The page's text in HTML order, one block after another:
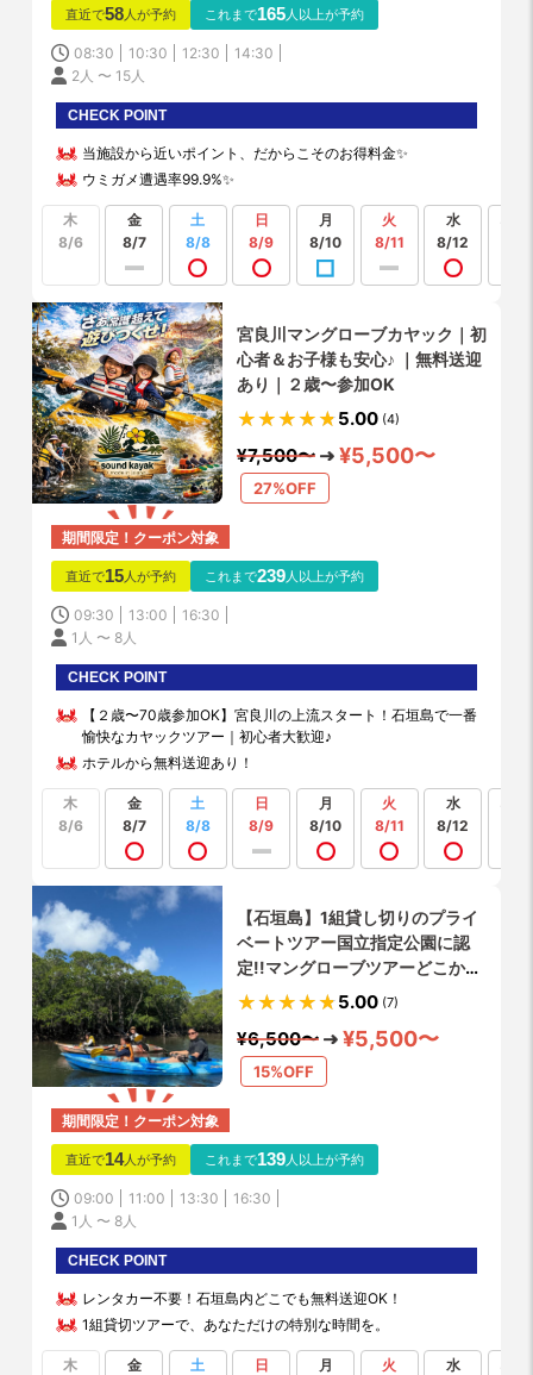
直近で58人が予約 これまで165人以上が予約
08:30 10:30 12:30
14:30
2人 〜 15人
CHECK POINT
当施設から近いポイント、だからこそのお得料金✨
ウミガメ遭遇率99.9%✨
木
8/6
金
8/7
土
8/8
日
8/9
月
8/10
火
8/11
水
8/12
宮良川マングローブカヤック｜初
心者＆お子様も安心♪ ｜無料送迎
あり｜２歳〜参加OK
5.00 (4)
¥7,500〜 ¥5,500〜
27%OFF
期間限定！クーポン対象
直近で15人が予約 これまで239人以上が予約
09:30 13:00
16:30
1人 〜 8人
CHECK POINT
【２歳〜70歳参加OK】宮良川の上流スタート！石垣島で一番
愉快なカヤックツアー｜初心者大歓迎♪
ホテルから無料送迎あり！
木
8/6
金
8/7
土
8/8
日
8/9
月
8/10
火
8/11
水
8/12
【石垣島】1組貸し切りのプライ
ベートツアー国立指定公園に認
定!!マングローブツアーどこから
でも送迎無料!!【写真データ無
5.00 (7)
¥6,500〜 ¥5,500〜
15%OFF
期間限定！クーポン対象
直近で14人が予約 これまで139人以上が予約
09:00 11:00 13:30
16:30
1人 〜 8人
CHECK POINT
レンタカー不要！石垣島内どこでも無料送迎OK！
1組貸切ツアーで、あなただけの特別な時間を。
木
金
土
日
月
火
水